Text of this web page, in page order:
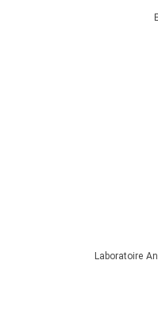
Laboratoire